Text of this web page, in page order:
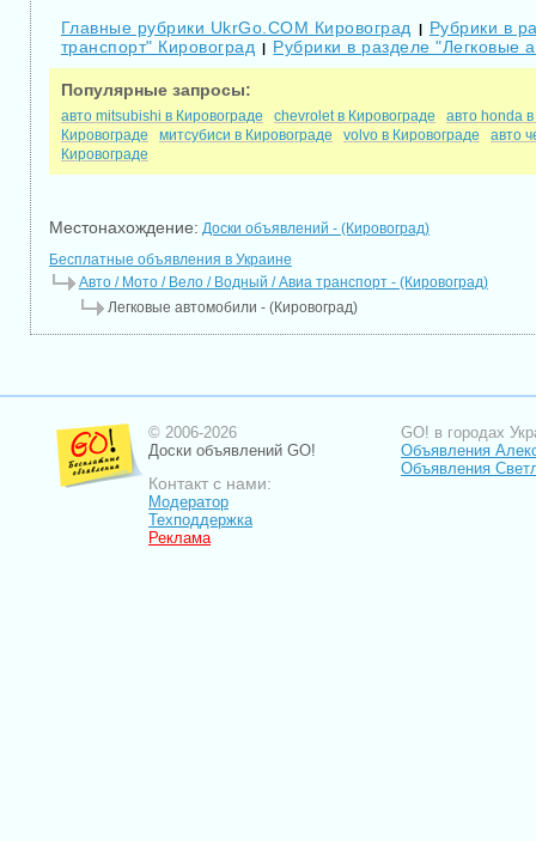
Главные рубрики UkrGo.COM Кировоград | Рубрики в
транспорт" Кировоград | Рубрики в разделе "Легковые
Популярные запросы:
авто mitsubishi в Кировограде chevrolet в Кировограде
авто honda
Кировограде
митсубиси в Кировограде volvo в Кировограде
авто
Кировограде
Местонахождение: Доски объявлений - (Кировоград)
Бесплатные объявления в Украине
Авто / Мото / Вело / Водный / Авиа транспорт - (Кировоград)
Легковые автомобили - (Кировоград)
© 2006-2026
Доски объявлений GO!
Контакт с нами:
Модератор
Техподдержка
Реклама
GO! в городах
Объявления
Объявления